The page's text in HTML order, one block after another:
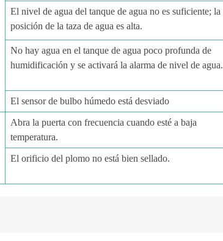
El nivel de agua del tanque de agua no es suficiente; la
posición de la taza de agua es alta.
No hay agua en el tanque de agua poco profunda de
humidificación y se activará la alarma de nivel de agua.
El sensor de bulbo húmedo está desviado
Abra la puerta con frecuencia cuando esté a baja
temperatura.
El orificio del plomo no está bien sellado.